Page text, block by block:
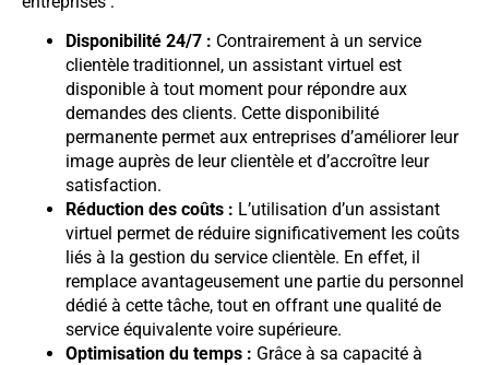
Disponibilité 24/7 : Contrairement à un service
clientèle traditionnel, un assistant virtuel est
disponible à tout moment pour répondre aux
demandes des clients. Cette disponibilité
permanente permet aux entreprises d’améliorer leur
image auprès de leur clientèle et d’accroître leur
satisfaction.
Réduction des coûts : L’utilisation d’un assistant
virtuel permet de réduire significativement les coûts
liés à la gestion du service clientèle. En effet, il
remplace avantageusement une partie du personnel
dédié à cette tâche, tout en offrant une qualité de
service équivalente voire supérieure.
Optimisation du temps : Grâce à sa capacité à